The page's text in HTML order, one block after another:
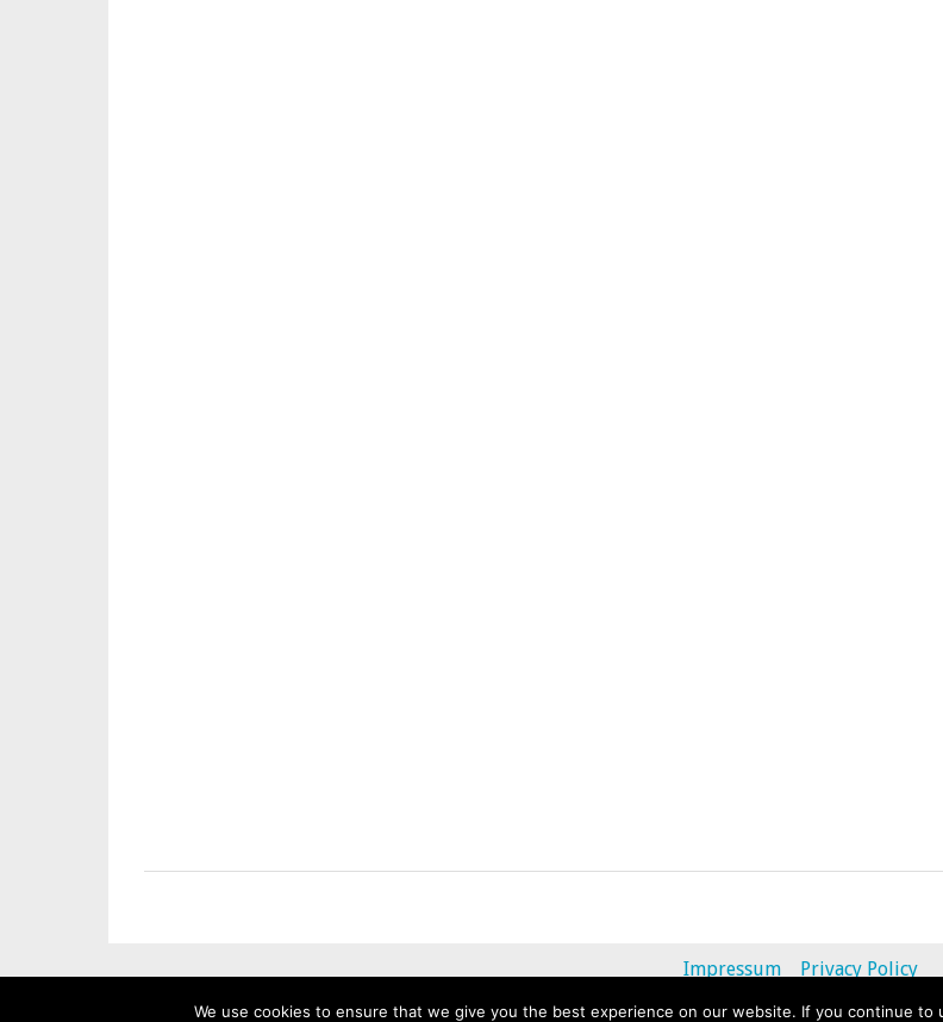
Impressum
Privacy Policy
© 2013 - 2020 uvihoruvremena.com. Alle
We use cookies to ensure that we give you the best experience on our website. If you continue